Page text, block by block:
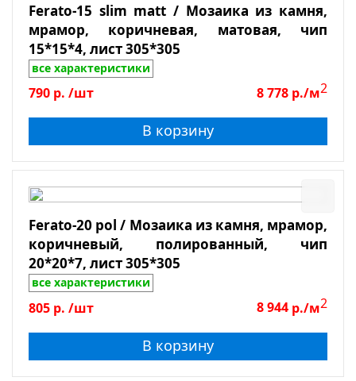
Ferato-15 slim matt / Мозаика из камня,
мрамор, коричневая, матовая, чип
15*15*4, лист 305*305
все характеристики
790 р. /шт 8 778 р./м2
В корзину
Ferato-20 pol / Мозаика из камня, мрамор,
коричневый, полированный, чип
20*20*7, лист 305*305
все характеристики
805 р. /шт 8 944 р./м2
В корзину